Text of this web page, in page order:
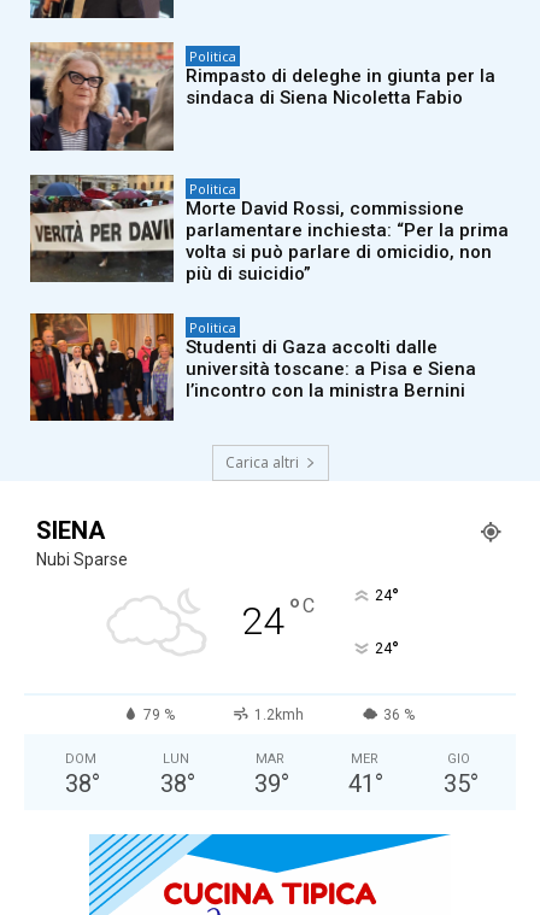
Politica
Rimpasto di deleghe in giunta per la
sindaca di Siena Nicoletta Fabio
Politica
Morte David Rossi, commissione
parlamentare inchiesta: “Per la prima
volta si può parlare di omicidio, non
più di suicidio”
Politica
Studenti di Gaza accolti dalle
università toscane: a Pisa e Siena
l’incontro con la ministra Bernini
Carica altri
SIENA
Nubi Sparse
24°C 24°
24°
79 % 1.2kmh 36 %
DOM
38°
LUN
38°
MAR
39°
MER
41 °
GIO
35°